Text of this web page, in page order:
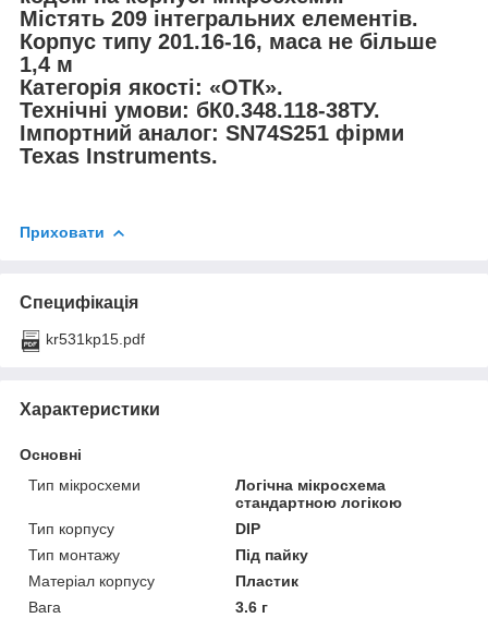
Містять 209 інтегральних елементів.
Корпус типу 201.16-16, маса не більше
1,4 м
Категорія якості: «ОТК».
Технічні умови: бК0.348.118-38ТУ.
Імпортний аналог: SN74S251 фірми
Texas Instruments.
Приховати
Специфікація
kr531kp15.pdf
Характеристики
Основні
Тип мікросхеми
Логічна мікросхема
стандартною логікою
Тип корпусу
DIP
Тип монтажу
Під пайку
Матеріал корпусу
Пластик
Вага
3.6 г